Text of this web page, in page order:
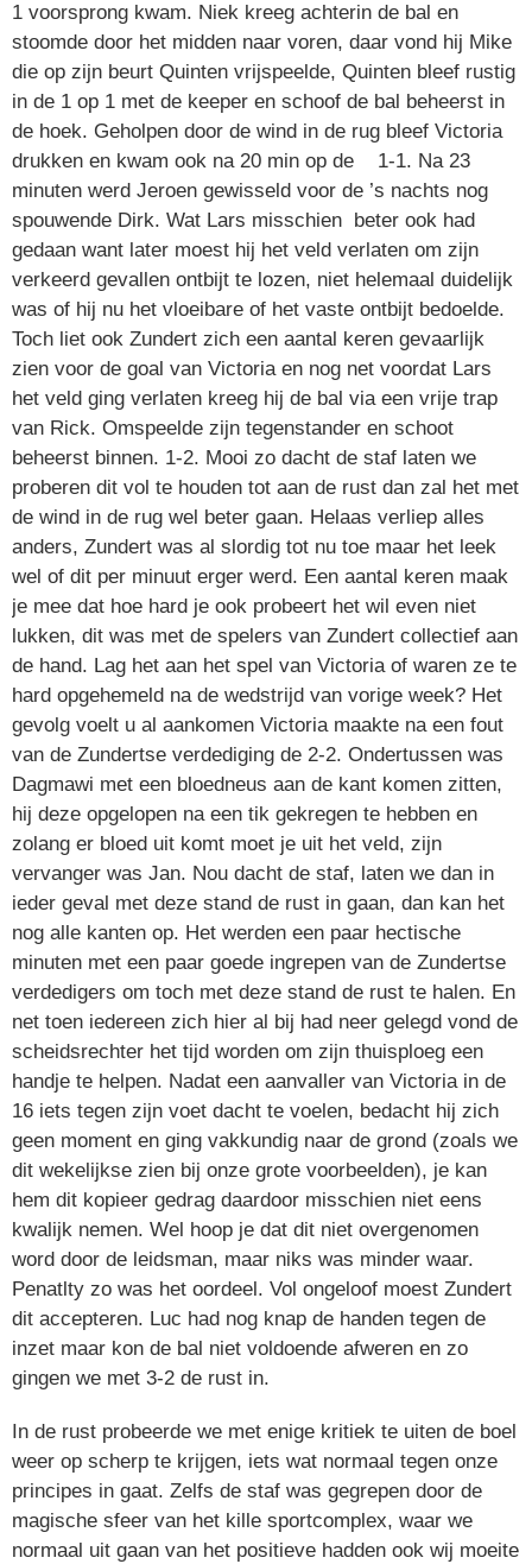
1 voorsprong kwam. Niek kreeg achterin de bal en
stoomde door het midden naar voren, daar vond hij Mike
die op zijn beurt Quinten vrijspeelde, Quinten bleef rustig
in de 1 op 1 met de keeper en schoof de bal beheerst in
de hoek. Geholpen door de wind in de rug bleef Victoria
drukken en kwam ook na 20 min op de 1-1. Na 23
minuten werd Jeroen gewisseld voor de ’s nachts nog
spouwende Dirk. Wat Lars misschien beter ook had
gedaan want later moest hij het veld verlaten om zijn
verkeerd gevallen ontbijt te lozen, niet helemaal duidelijk
was of hij nu het vloeibare of het vaste ontbijt bedoelde.
Toch liet ook Zundert zich een aantal keren gevaarlijk
zien voor de goal van Victoria en nog net voordat Lars
het veld ging verlaten kreeg hij de bal via een vrije trap
van Rick. Omspeelde zijn tegenstander en schoot
beheerst binnen. 1-2. Mooi zo dacht de staf laten we
proberen dit vol te houden tot aan de rust dan zal het met
de wind in de rug wel beter gaan. Helaas verliep alles
anders, Zundert was al slordig tot nu toe maar het leek
wel of dit per minuut erger werd. Een aantal keren maak
je mee dat hoe hard je ook probeert het wil even niet
lukken, dit was met de spelers van Zundert collectief aan
de hand. Lag het aan het spel van Victoria of waren ze te
hard opgehemeld na de wedstrijd van vorige week? Het
gevolg voelt u al aankomen Victoria maakte na een fout
van de Zundertse verdediging de 2-2. Ondertussen was
Dagmawi met een bloedneus aan de kant komen zitten,
hij deze opgelopen na een tik gekregen te hebben en
zolang er bloed uit komt moet je uit het veld, zijn
vervanger was Jan. Nou dacht de staf, laten we dan in
ieder geval met deze stand de rust in gaan, dan kan het
nog alle kanten op. Het werden een paar hectische
minuten met een paar goede ingrepen van de Zundertse
verdedigers om toch met deze stand de rust te halen. En
net toen iedereen zich hier al bij had neer gelegd vond de
scheidsrechter het tijd worden om zijn thuisploeg een
handje te helpen. Nadat een aanvaller van Victoria in de
16 iets tegen zijn voet dacht te voelen, bedacht hij zich
geen moment en ging vakkundig naar de grond (zoals we
dit wekelijkse zien bij onze grote voorbeelden), je kan
hem dit kopieer gedrag daardoor misschien niet eens
kwalijk nemen. Wel hoop je dat dit niet overgenomen
word door de leidsman, maar niks was minder waar.
Penatlty zo was het oordeel. Vol ongeloof moest Zundert
dit accepteren. Luc had nog knap de handen tegen de
inzet maar kon de bal niet voldoende afweren en zo
gingen we met 3-2 de rust in.
In de rust probeerde we met enige kritiek te uiten de boel
weer op scherp te krijgen, iets wat normaal tegen onze
principes in gaat. Zelfs de staf was gegrepen door de
magische sfeer van het kille sportcomplex, waar we
normaal uit gaan van het positieve hadden ook wij moeite